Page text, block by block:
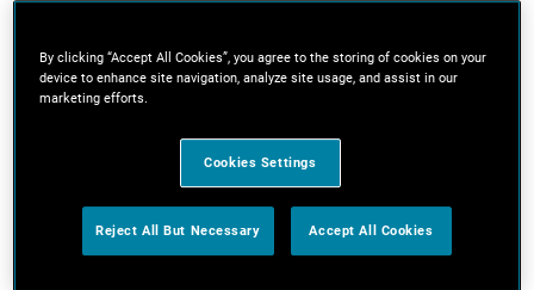
Bois de résineux 75mm x 25mm (1 mètre)
Goujon en bois de 15 mm (1 mètre)
Papier abrasif 120g
Vis à bois 4mm x 30mm (environ 14)
Vis à bois 4mm x 50mm (environ 4)
Pistolet à colle/super colle
By clicking “Accept All Cookies”, you agree to the storing of cookies on your
device to enhance site navigation, analyze site usage, and assist in our
marketing efforts.
Cookies Settings
Reject All But Necessary Accept All Cookies